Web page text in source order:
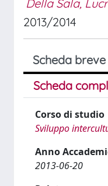
Della Sala,
2013/2014
Scheda breve
Scheda
Corso di studio
Sviluppo
Anno
2013-06-20